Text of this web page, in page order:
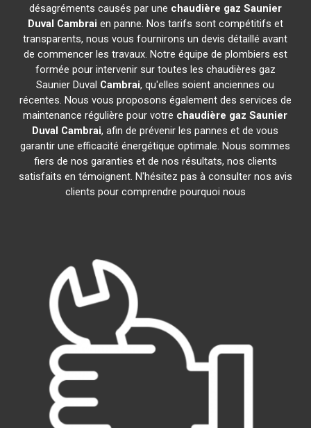
désagréments causés par une chaudière gaz Saunier
Duval Cambrai en panne. Nos tarifs sont compétitifs et
transparents, nous vous fournirons un devis détaillé avant
de commencer les travaux. Notre équipe de plombiers est
formée pour intervenir sur toutes les chaudières gaz
Saunier Duval Cambrai, qu'elles soient anciennes ou
récentes. Nous vous proposons également des services de
maintenance régulière pour votre chaudière gaz Saunier
Duval Cambrai, afin de prévenir les pannes et de vous
garantir une efficacité énergétique optimale. Nous sommes
fiers de nos garanties et de nos résultats, nos clients
satisfaits en témoignent. N'hésitez pas à consulter nos avis
clients pour comprendre pourquoi nous